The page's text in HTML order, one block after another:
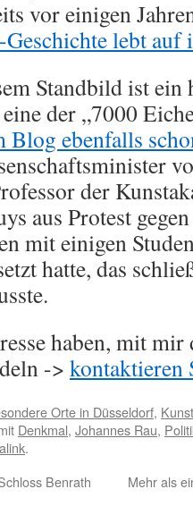
vor einigen
lebt
Standbild ist ein
der „7000
Blog ebenfalls
der
aus Protest
mit einigen
hatte, das
haben, mit
-> kontaktieren
Orte in Düsseldorf,
Denkmal, Johannes Rau,
.
Benrath
Mehr als